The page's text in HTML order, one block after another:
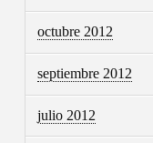
octubre 2012
septiembre 2012
julio 2012